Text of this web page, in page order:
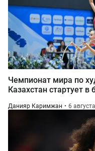
Чемпионат мира по
Казахстан стартует
Данияр Каримжан 6